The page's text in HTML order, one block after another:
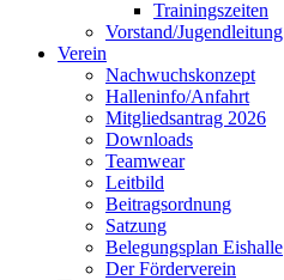
Trainingszeiten
Vorstand/Jugendleitung
Verein
Nachwuchskonzept
Halleninfo/Anfahrt
Mitgliedsantrag 2026
Downloads
Teamwear
Leitbild
Beitragsordnung
Satzung
Belegungsplan Eishalle
Der Förderverein